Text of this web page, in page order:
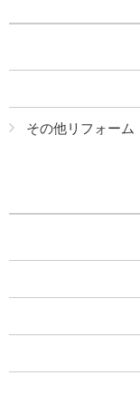
その他リフォーム